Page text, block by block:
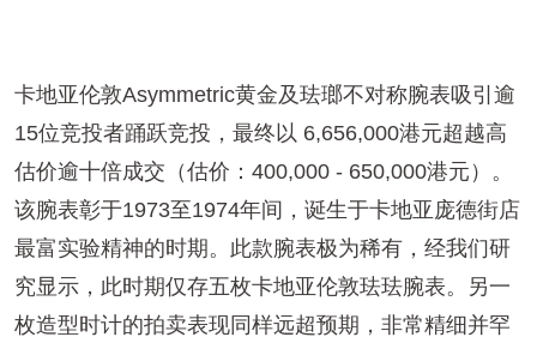
卡地亚伦敦Asymmetric黄金及珐瑯不对称腕表吸引逾
15位竞投者踊跃竞投，最终以 6,656,000港元超越高
估价逾十倍成交（估价：400,000 - 650,000港元）。
该腕表彰于1973至1974年间，诞生于卡地亚庞德街店
最富实验精神的时期。此款腕表极为稀有，经我们研
究显示，此时期仅存五枚卡地亚伦敦珐珐腕表。另一
枚造型时计的拍卖表现同样远超预期，非常精细并罕